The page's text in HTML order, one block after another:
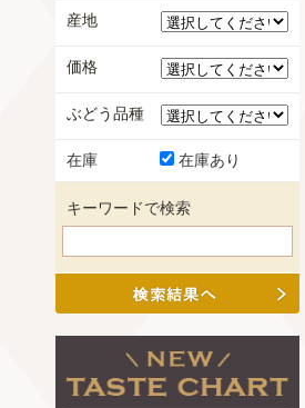
産地
価格
ぶどう品種
在庫 在庫あり
キーワードで検索